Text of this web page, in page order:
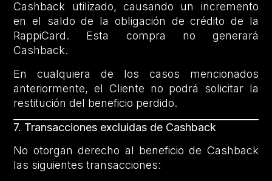
Cashback utilizado, causando un incremento
en el saldo de la obligación de crédito de la
RappiCard. Esta compra no generará
Cashback.
En cualquiera de los casos mencionados
anteriormente, el Cliente no podrá solicitar la
restitución del beneficio perdido.
7. Transacciones excluidas de Cashback
No otorgan derecho al beneficio de Cashback
las siguientes transacciones: